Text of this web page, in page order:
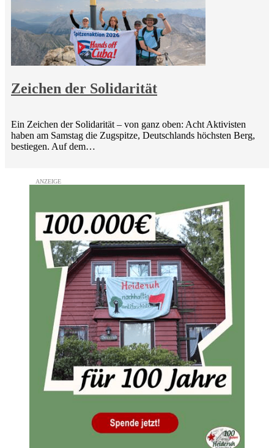
Zeichen der Solidarität
Ein Zeichen der Solidarität – von ganz oben: Acht Aktivisten
haben am Samstag die Zugspitze, Deutschlands höchsten Berg,
bestiegen. Auf dem…